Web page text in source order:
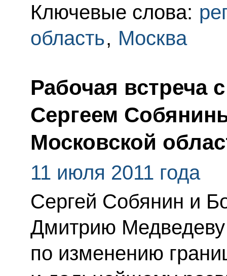
Ключевые слова:
область, Москва
Рабочая встреча
Сергеем
Московской
11 июля 2011 года
Сергей Собянин и
Дмитрию
по изменению